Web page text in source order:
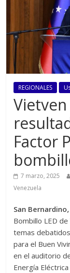
REGIONALES
Factor
7 marzo, 2025
Venezuela
San
Bombillo LED
temas debatidos
para el Buen
en el auditorio
Energía